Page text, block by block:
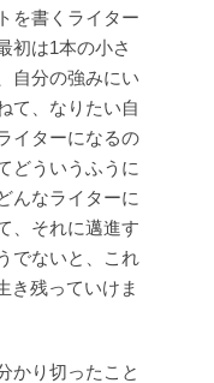
を書くライター
初は1本の小さ
自分の強みにい
て、なりたい自
イターになるの
どういうふうに
んなライターに
、それに邁進す
でないと、これ
き残っていけま
かり切ったこと